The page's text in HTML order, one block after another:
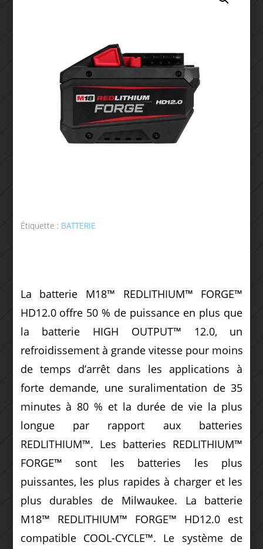
Étiquette : BATTERIE
La batterie M18™ REDLITHIUM™ FORGE™
HD12.0 offre 50 % de puissance en plus que
la batterie HIGH OUTPUT™ 12.0, un
refroidissement à grande vitesse pour moins
de temps d’arrêt dans les applications à
forte demande, une suralimentation de 35
minutes à 80 % et la durée de vie la plus
longue par rapport aux batteries
REDLITHIUM™. Les batteries REDLITHIUM™
FORGE™ sont les batteries les plus
puissantes, les plus rapides à charger et les
plus durables de Milwaukee. La batterie
M18™ REDLITHIUM™ FORGE™ HD12.0 est
compatible COOL-CYCLE™. Le système de